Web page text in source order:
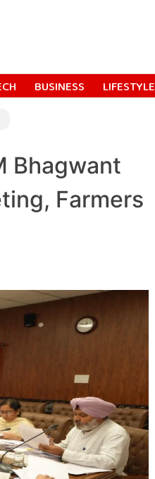
BUSINESS LIFESTYLE
Bhagwant
Farmers